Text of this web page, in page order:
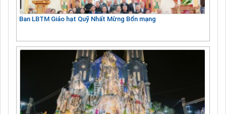
Ban LBTM Giáo hạt Quỹ Nhất Mừng Bổn mạng